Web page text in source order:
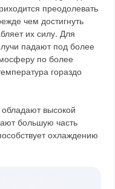
преодолевать
чем достигнуть
их силу. Для
падают под более
по более
гораздо
высокой
большую часть
охлаждению